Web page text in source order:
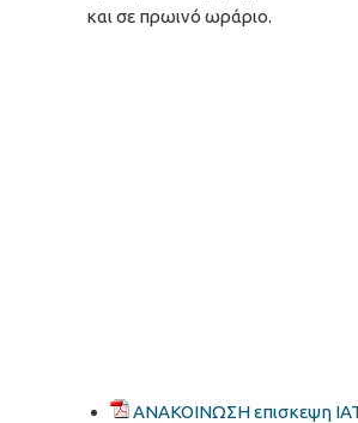
και σε πρωινό ωράριο.
ΑΝΑΚΟΙΝΩΣΗ επισκεψη